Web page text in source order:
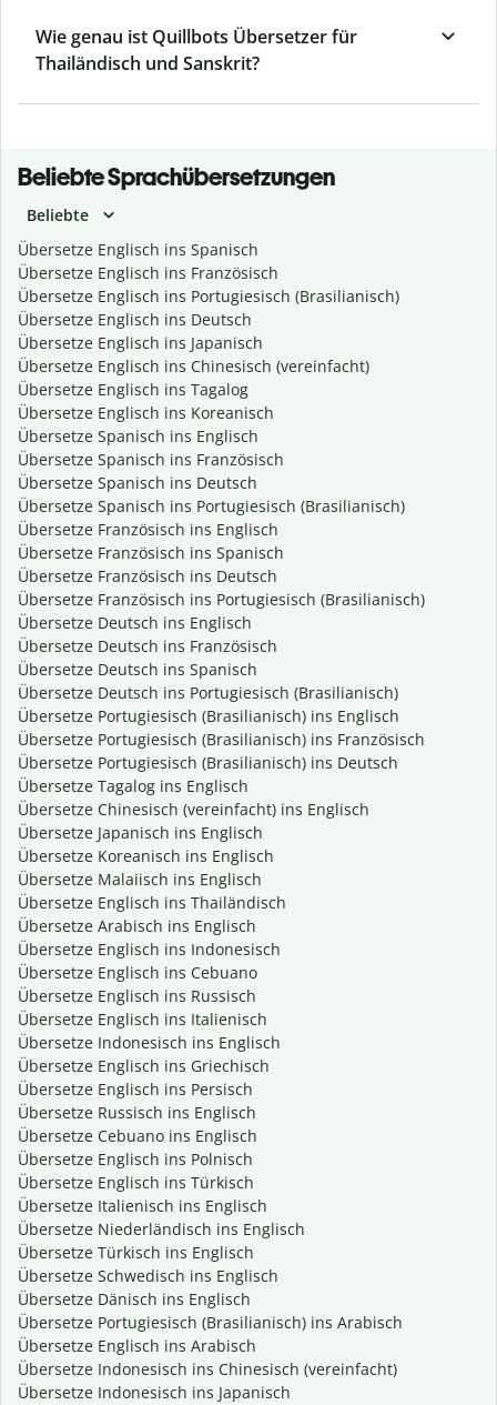
Wie genau ist Quillbots Übersetzer für
Thailändisch und Sanskrit?
Beliebte Sprachübersetzungen
Beliebte
Übersetze Englisch ins Spanisch
Übersetze Englisch ins Französisch
Übersetze Englisch ins Portugiesisch (Brasilianisch)
Übersetze Englisch ins Deutsch
Übersetze Englisch ins Japanisch
Übersetze Englisch ins Chinesisch (vereinfacht)
Übersetze Englisch ins Tagalog
Übersetze Englisch ins Koreanisch
Übersetze Spanisch ins Englisch
Übersetze Spanisch ins Französisch
Übersetze Spanisch ins Deutsch
Übersetze Spanisch ins Portugiesisch (Brasilianisch)
Übersetze Französisch ins Englisch
Übersetze Französisch ins Spanisch
Übersetze Französisch ins Deutsch
Übersetze Französisch ins Portugiesisch (Brasilianisch)
Übersetze Deutsch ins Englisch
Übersetze Deutsch ins Französisch
Übersetze Deutsch ins Spanisch
Übersetze Deutsch ins Portugiesisch (Brasilianisch)
Übersetze Portugiesisch (Brasilianisch) ins Englisch
Übersetze Portugiesisch (Brasilianisch) ins Französisch
Übersetze Portugiesisch (Brasilianisch) ins Deutsch
Übersetze Tagalog ins Englisch
Übersetze Chinesisch (vereinfacht) ins Englisch
Übersetze Japanisch ins Englisch
Übersetze Koreanisch ins Englisch
Übersetze Malaiisch ins Englisch
Übersetze Englisch ins Thailändisch
Übersetze Arabisch ins Englisch
Übersetze Englisch ins Indonesisch
Übersetze Englisch ins Cebuano
Übersetze Englisch ins Russisch
Übersetze Englisch ins Italienisch
Übersetze Indonesisch ins Englisch
Übersetze Englisch ins Griechisch
Übersetze Englisch ins Persisch
Übersetze Russisch ins Englisch
Übersetze Cebuano ins Englisch
Übersetze Englisch ins Polnisch
Übersetze Englisch ins Türkisch
Übersetze Italienisch ins Englisch
Übersetze Niederländisch ins Englisch
Übersetze Türkisch ins Englisch
Übersetze Schwedisch ins Englisch
Übersetze Dänisch ins Englisch
Übersetze Portugiesisch (Brasilianisch) ins Arabisch
Übersetze Englisch ins Arabisch
Übersetze Indonesisch ins Chinesisch (vereinfacht)
Übersetze Indonesisch ins Japanisch